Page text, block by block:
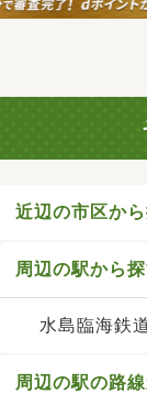
近辺の市区か
周辺の駅から
水島臨海鉄
周辺の駅の路